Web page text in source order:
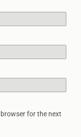
for the next